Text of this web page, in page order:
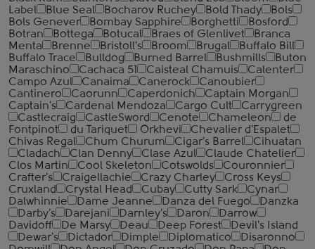
Label
Blue Seal Bocharov Ruchey Bold Thady
Bols
Bols Genever
Bombay Sapphire Borghetti
Bosford
Botran
Bottega Botucal Braes of Glenlivet
Branca
Menta
Brenne Bristoll's Broom Brugal
Buffalo Bill
Buffalo Trace
Bulldog Burned Barrel Bushmills
Buton
Maraschino
Cachaca 51 Caisteal Chamuis
Calenter
Campo Azul
Canaima Canerock
Canoubier
Cantinero
Caorunn Caperdonich
Captain Morgan
Captain's
Cardenal Mendoza Cargo Cult
Carrygreen
Castlecraig
CastleSword Cenote Chameleon
de
Fontpinot
du Tariquet Orkhevi
Chevalier d'Espalet
Chivas Regal
Chum Churum Cigar's Barrel
Cihuatan
Cladach
Clan Denny Clase Azul
Claude Chatelier
Clos Martin
Cool Skeleton Cotswolds
Couronnier
Crafter's
Craigellachie Crazy Charley
Cross Keys
Cruxland
Crystal Head Cubay Cutty Sark
Cynar
Dalwhinnie
Dame Jeanne Danza del Fuego
Danzka
Darby's
Darejani Darnley's Daron
Darrow
Davidoff
De Marsy Deau Deep Forest
Devil's Island
Dewar's
Dictador Dimple Diplomatico
Disaronno